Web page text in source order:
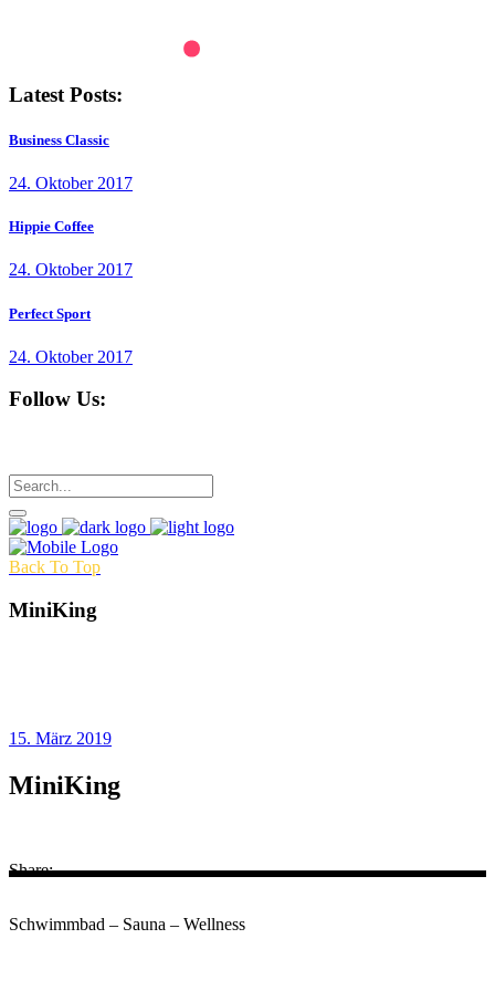
Latest Posts:
Business Classic
24. Oktober 2017
Hippie Coffee
24. Oktober 2017
Perfect Sport
24. Oktober 2017
Follow Us:
Back To Top
MiniKing
15. März 2019
MiniKing
Share:
Schwimmbad – Sauna – Wellness